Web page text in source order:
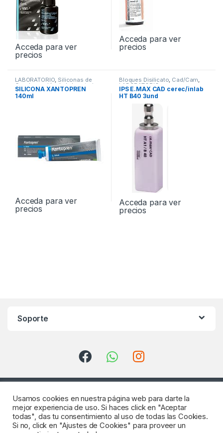
Acceda para ver
precios
Acceda para ver
precios
LABORATORIO, Siliconas de
Condensación de Laboratorio
SILICONA XANTOPREN
140ml
Acceda para ver
precios
Bloques Disilicato, Cad/Cam,
LABORATORIO
IPS E.MAX CAD cerec/inlab
HT B40 3und
Acceda para ver
precios
Soporte
Usamos cookies en nuestra página web para darte la
mejor experiencia de uso. Si haces click en "Aceptar
todas", das tu consentimiento al uso de todas las Cookies.
Si no, click en "Ajustes de Cookies" para proveer un